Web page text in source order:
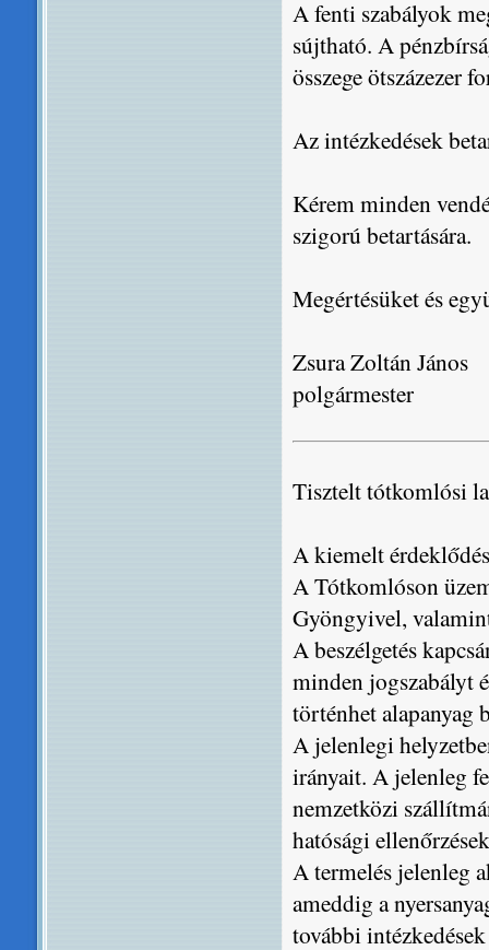
A fenti szabályok
sújtható. A
összege ötszázezer
Az intézkedések
Kérem minden
szigorú betartására.
Megértésüket és
Zsura Zoltán János
polgármester
Tisztelt tótkomlósi
A kiemelt
A Tótkomlóson
Gyöngyivel,
A beszélgetés
minden jogszabályt
történhet alapanyag
A jelenlegi
irányait. A jelenleg
nemzetközi
hatósági
A termelés jelenleg
ameddig a
további